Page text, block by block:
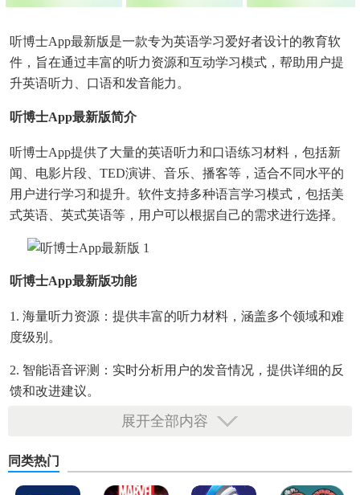
听博士app最新版是一款专为英语学习爱好者设计的教育软
件，旨在通过丰富的听力资源和互动学习模式，帮助用户提
升英语听力、口语和发音能力。
听博士app最新版简介
听博士app提供了大量的英语听力和口语练习材料，包括新
闻、电影片段、TED演讲、音乐、播客等，适合不同水平的
用户进行学习和提升。软件支持多种语言学习模式，包括美
式英语、英式英语等，用户可以根据自己的需求进行选择。
听博士app最新版功能
1. 海量听力资源：提供丰富的听力材料，涵盖多个领域和难
度级别。
2. 智能语音评测：实时分析用户的发音情况，提供详细的反
馈和改进建议。
3. 互动学习模式：通过模拟对话、角色扮演等方式，提升用
展开全部内容
同类热门